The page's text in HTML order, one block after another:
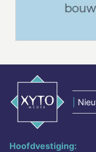
Hoofdvestiging: